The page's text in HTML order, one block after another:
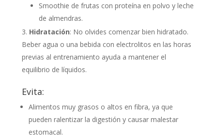
Smoothie de frutas con proteína en polvo y leche
de almendras.
Hidratación: No olvides comenzar bien hidratado.
Beber agua o una bebida con electrolitos en las horas
previas al entrenamiento ayuda a mantener el
equilibrio de líquidos.
Evita:
Alimentos muy grasos o altos en fibra, ya que
pueden ralentizar la digestión y causar malestar
estomacal.